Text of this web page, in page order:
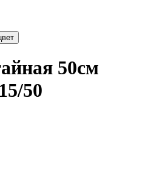
другой цвет
50см
50